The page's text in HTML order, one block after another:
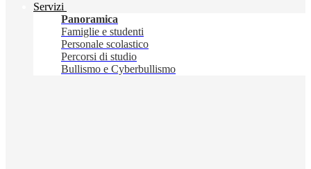
Servizi
Panoramica
Famiglie e studenti
Personale scolastico
Percorsi di studio
Bullismo e Cyberbullismo